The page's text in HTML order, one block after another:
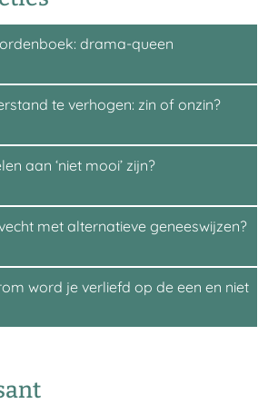
drama-queen
te verhogen: zin of onzin?
aan ‘niet mooi’ zijn?
met alternatieve geneeswijzen?
word je verliefd op de een en niet